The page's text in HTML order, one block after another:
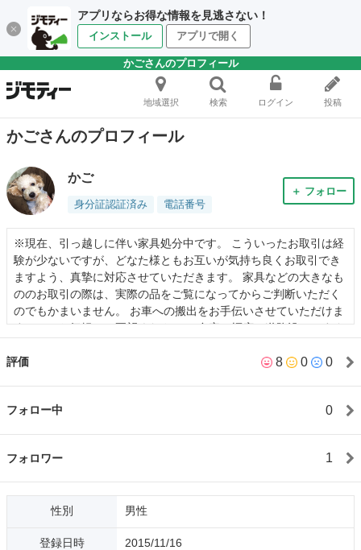
アプリならお得な情報を見逃さない！
インストール アプリで開く
かごさんのプロフィール
地域選択 検索 ログイン 投稿
かごさんのプロフィール
かご
身分証認証済み 電話番号
＋ フォロー
※現在、引っ越しに伴い家具処分中です。 こういったお取引は経
験が少ないですが、どなた様ともお互いが気持ち良くお取引でき
ますよう、真摯に対応させていただきます。 家具などの大きなも
ののお取引の際は、実際の品をご覧になってからご判断いただく
のでもかまいません。 お車への搬出をお手伝いさせていただけま
すので、お気軽にご要望ください。 自宅は幅広の道路沿い、すぐ
ことがあります。 ご連絡をいただいてから24時間以内にはお返事
評価 8 0 0
フォロー中 0
フォロワー 1
性別 男性
登録日時 2015/11/16